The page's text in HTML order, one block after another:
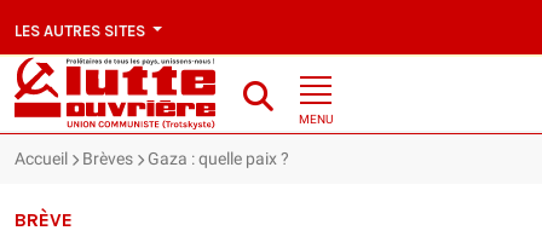
LES AUTRES SITES
MENU
Accueil Brèves Gaza : quelle paix ?
BRÈVE